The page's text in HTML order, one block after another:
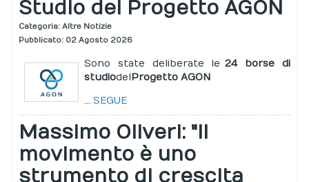
Studio del Progetto AGON
Categoria:Altre Notizie
Pubblicato: 02 Agosto 2026
Sono state deliberate le24 borse di
studiodelProgetto AGON
...SEGUE
Massimo Oliveri: "Il
movimento è uno
strumento di crescita